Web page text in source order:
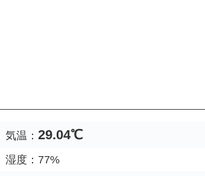
気温： 29.04℃
湿度：77%